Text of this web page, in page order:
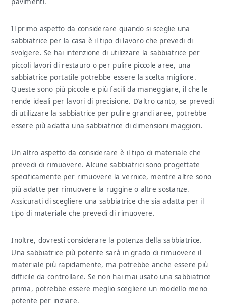
Il primo aspetto da considerare quando si sceglie una
sabbiatrice per la casa è il tipo di lavoro che prevedi di
svolgere. Se hai intenzione di utilizzare la sabbiatrice per
piccoli lavori di restauro o per pulire piccole aree, una
sabbiatrice portatile potrebbe essere la scelta migliore.
Queste sono più piccole e più facili da maneggiare, il che le
rende ideali per lavori di precisione. D’altro canto, se prevedi
di utilizzare la sabbiatrice per pulire grandi aree, potrebbe
essere più adatta una sabbiatrice di dimensioni maggiori.
Un altro aspetto da considerare è il tipo di materiale che
prevedi di rimuovere. Alcune sabbiatrici sono progettate
specificamente per rimuovere la vernice, mentre altre sono
più adatte per rimuovere la ruggine o altre sostanze.
Assicurati di scegliere una sabbiatrice che sia adatta per il
tipo di materiale che prevedi di rimuovere.
Inoltre, dovresti considerare la potenza della sabbiatrice.
Una sabbiatrice più potente sarà in grado di rimuovere il
materiale più rapidamente, ma potrebbe anche essere più
difficile da controllare. Se non hai mai usato una sabbiatrice
prima, potrebbe essere meglio scegliere un modello meno
potente per iniziare.